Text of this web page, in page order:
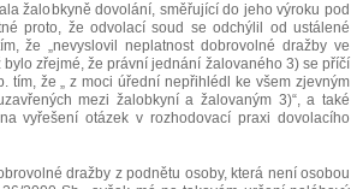
žalobkyně dovolání, směřující do jeho výroku pod
proto, že odvolací soud se odchýlil od ustálené
že „nevyslovil neplatnost dobrovolné dražby ve
zřejmé, že právní jednání žalovaného 3) se příčí
tím, že „ z moci úřední nepřihlédl ke všem zjevným
mezi žalobkyní a žalovaným 3)“, a také
vyřešení otázek v rozhodovací praxi dovolacího
dražby z podnětu osoby, která není osobou